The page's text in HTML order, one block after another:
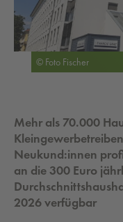
© Foto Fischer
Mehr als 70.000
Neukund:innen
an die 300 Euro
2026 verfügbar